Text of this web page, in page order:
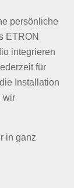
persönliche
ETRON
integrieren
für
Installation
wir
in ganz